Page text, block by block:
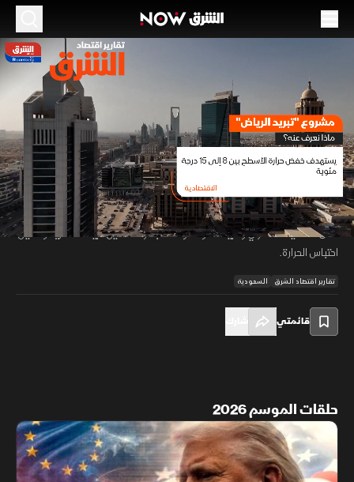
00:11/01:11
مشروع تبريد الرياض.. ماذا نعرف عنه؟
26 مايو 2026 01:10 اقتصاد
تقارير اقتصاد الشرق
تعمل الرياض على مشروع متكامل للتبريد الحضري يستهدف معالجة ظاهرة
الجزر الحرارية من خلال حلول تتجاوز التشجير التقليدي لتشمل تطوير مواد الرصف
وواجهات المباني والمساحات المفتوحة ومسارات المشاة. ويعتمد المشروع
على التخطيط الحضري والبيانات والمواد المبتكرة لتحسين البيئة الحضرية وتقليل
احتباس الحرارة.
تقارير اقتصاد الشرق السعودية
قائمتي
حلقات الموسم 2026